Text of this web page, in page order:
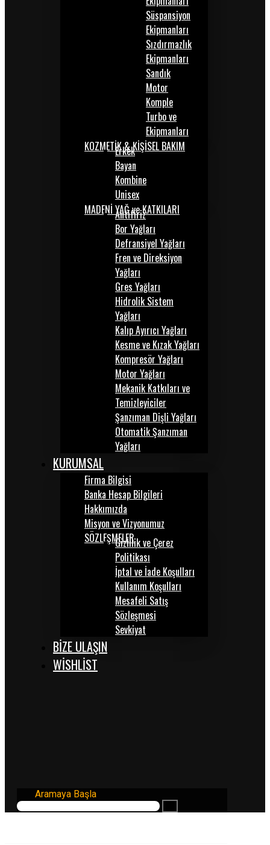
Süspansiyon
Ekipmanları
Sızdırmazlık
Ekipmanları
Sandık
Motor
Komple
Turbo ve
Ekipmanları
KOZMETİK & KİŞİSEL BAKIM
Erkek
Bayan
Kombine
Unisex
MADENİ YAĞ ve KATKILARI
Antifiriz
Bor Yağları
Defransiyel Yağları
Fren ve Direksiyon
Yağları
Gres Yağları
Hidrolik Sistem
Yağları
Kalıp Ayırıcı Yağları
Kesme ve Kızak Yağları
Kompresör Yağları
Motor Yağları
Mekanik Katkıları ve
Temizleyiciler
Şanzıman Dişli Yağları
Otomatik Şanzıman
Yağları
KURUMSAL
Firma Bilgisi
Banka Hesap Bilgileri
Hakkımızda
Misyon ve Vizyonumuz
SÖZLEŞMELERGizlilik ve Çerez
Politikası
İptal ve İade Koşulları
Kullanım Koşulları
Mesafeli Satış
Sözleşmesi
Sevkiyat
BİZE ULAŞIN
WISHLIST
Aramaya Başla